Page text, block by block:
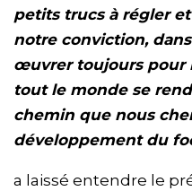
petits trucs à régler
notre conviction,
œuvrer toujours pour
tout le monde se
chemin que nous
développement du
a laissé entendre le